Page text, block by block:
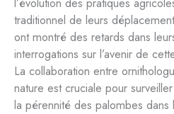
traditionnel de leurs
ont montré des retards dans
interrogations sur l’avenir de
La collaboration entre
nature est cruciale pour
la pérennité des palombes dans